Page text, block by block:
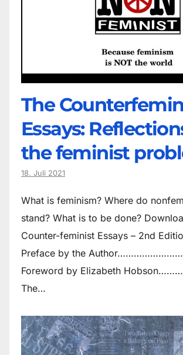
The
Essays:
the feminist
18. Juli 2021
What is feminism? Where do
stand? What is to be done?
Counter-feminist Essays – 2nd
Preface by the
Foreword by Elizabeth
The…